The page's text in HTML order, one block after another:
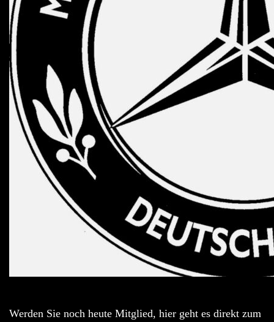
Werden Sie noch heute Mitglied, hier geht es direkt zum